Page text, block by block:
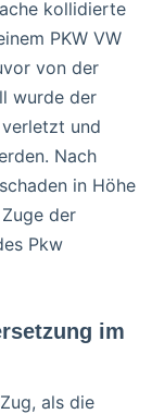
kollidierte
PKW VW
von der
wurde der
und
Nach
in Höhe
der
Pkw
im
als die